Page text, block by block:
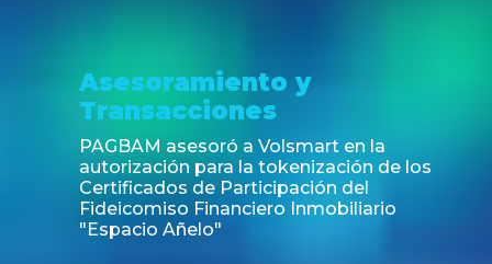
Asesoramiento y
Transacciones
PAGBAM asesoró a Volsmart en la
autorización para la tokenización de los
Certificados de Participación del
Fideicomiso Financiero Inmobiliario
"Espacio Añelo"